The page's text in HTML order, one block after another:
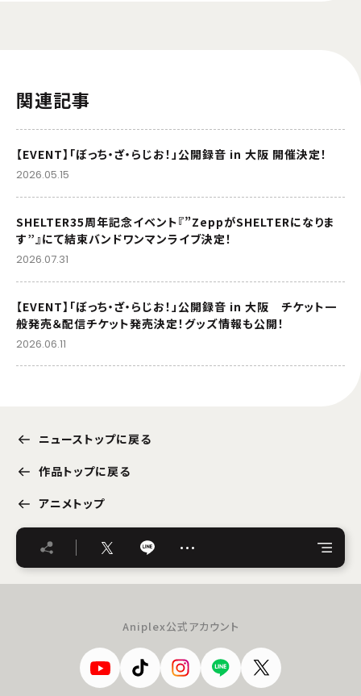
関連記事
【EVENT】「ぼっち・ざ・らじお！」公開録音 in 大阪 開催決定！
2026.05.15
SHELTER35周年記念イベント『”ZeppがSHELTERになりま
す”』にて結束バンドワンマンライブ決定！
2026.07.31
【EVENT】「ぼっち・ざ・らじお！」公開録音 in 大阪 チケット一
般発売＆配信チケット発売決定！グッズ情報も公開！
2026.06.11
ニューストップに戻る
作品トップに戻る
アニメトップ
…
Aniplex公式アカウント